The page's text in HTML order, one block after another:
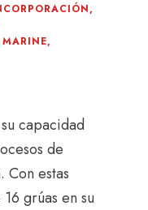
,
MARINE,
capacidad
de
estas
grúas en su